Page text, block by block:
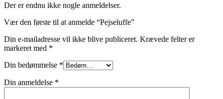
Der er endnu ikke nogle anmeldelser.
Vær den første til at anmelde “Pejseluffe”
Din e-mailadresse vil ikke blive publiceret. Krævede felter er
markeret med *
Din bedømmelse *
Din anmeldelse *